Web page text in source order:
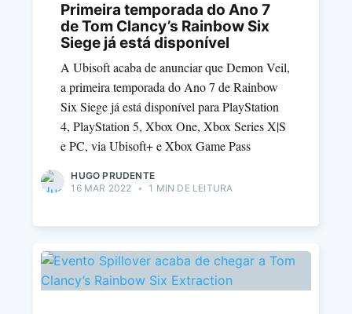
Primeira temporada do Ano 7
de Tom Clancy’s Rainbow Six
Siege já está disponível
A Ubisoft acaba de anunciar que Demon Veil,
a primeira temporada do Ano 7 de Rainbow
Six Siege já está disponível para PlayStation
4, PlayStation 5, Xbox One, Xbox Series X|S
e PC, via Ubisoft+ e Xbox Game Pass
HUGO PRUDENTE
16 MAR 2022
• 1 MIN DE LEITURA